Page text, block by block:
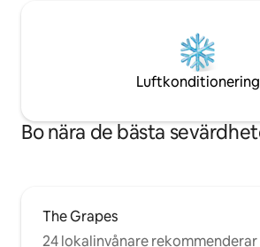
Luftkonditionering
Bo nära de bästa
The Grapes
24 lokalinvånare rekommenderar